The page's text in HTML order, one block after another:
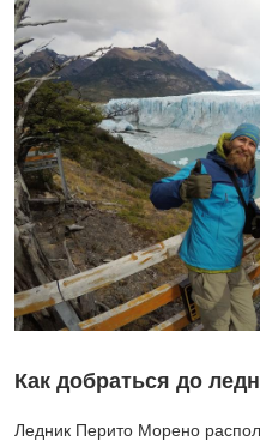
Как добраться до
Ледник Перито Морено